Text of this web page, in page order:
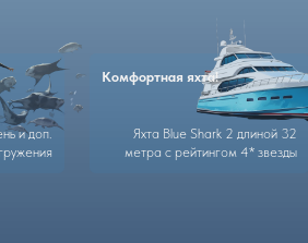
Яхта Blue Shark 2 длиной 32
метра с рейтингом 4* звезды